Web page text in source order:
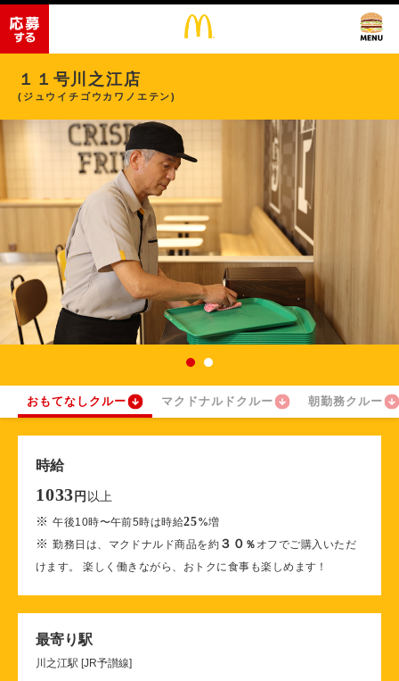
１１号川之江店
(ジュウイチゴウカワノエテン)
おもてなしクルー マクドナルドクルー 朝勤務クルー
時給
1033 円 以上
※午後10時〜午前5時は時給25%増
※勤務日は、マクドナルド商品を約 ３０ ％ オフでご購入いただ
けます。 楽しく働きながら、おトクに食事も楽しめます！
最寄り駅
川之江駅 [JR予讃線]